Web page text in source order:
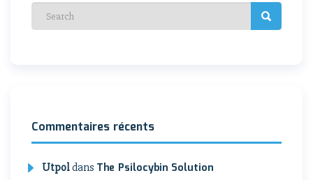
Commentaires récents
Utpoldans The Psilocybin Solution